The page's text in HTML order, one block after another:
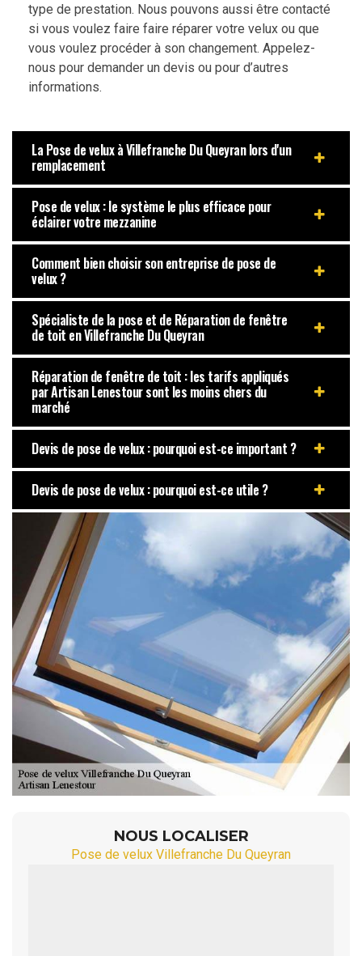
type de prestation. Nous pouvons aussi être contacté
si vous voulez faire faire réparer votre velux ou que
vous voulez procéder à son changement. Appelez-
nous pour demander un devis ou pour d’autres
informations.
La Pose de velux à Villefranche Du Queyran lors d'un
remplacement
Pose de velux : le système le plus efficace pour
éclairer votre mezzanine
Comment bien choisir son entreprise de pose de
velux ?
Spécialiste de la pose et de Réparation de fenêtre
de toit en Villefranche Du Queyran
Réparation de fenêtre de toit : les tarifs appliqués
par Artisan Lenestour sont les moins chers du
marché
Devis de pose de velux : pourquoi est-ce important ?
Devis de pose de velux : pourquoi est-ce utile ?
NOUS LOCALISER
Pose de velux Villefranche Du Queyran